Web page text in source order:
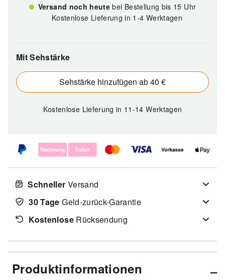
Versand noch heutebei Bestellung bis 15 Uhr
Kostenlose Lieferung in 1-4 Werktagen
Mit Sehstärke
Sehstärke hinzufügen ab 40 €
Kostenlose Lieferungin 11-14 Werktagen
Schneller Versand
30 Tage Geld-zurück-Garantie
KostenloseRücksendung
Produktinformationen